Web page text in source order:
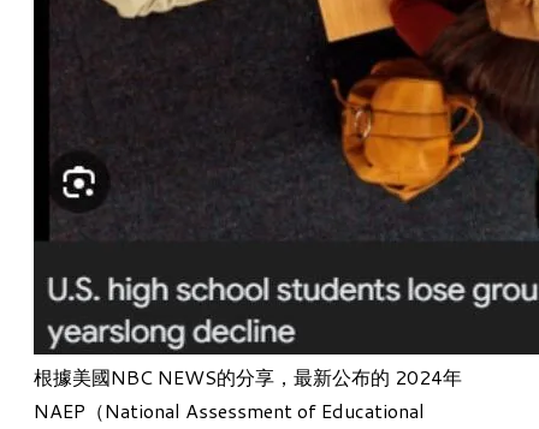
根據美國NBC NEWS的分享 ，最新公布的 2024年
NAEP（National Assessment of Educational